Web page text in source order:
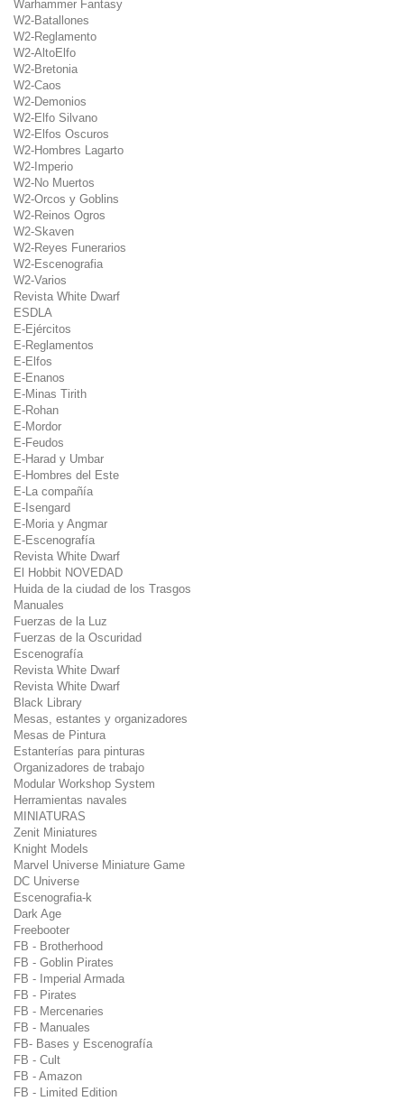
Warhammer Fantasy
W2-Batallones
W2-Reglamento
W2-AltoElfo
W2-Bretonia
W2-Caos
W2-Demonios
W2-Elfo Silvano
W2-Elfos Oscuros
W2-Hombres Lagarto
W2-Imperio
W2-No Muertos
W2-Orcos y Goblins
W2-Reinos Ogros
W2-Skaven
W2-Reyes Funerarios
W2-Escenografia
W2-Varios
Revista White Dwarf
ESDLA
E-Ejércitos
E-Reglamentos
E-Elfos
E-Enanos
E-Minas Tirith
E-Rohan
E-Mordor
E-Feudos
E-Harad y Umbar
E-Hombres del Este
E-La compañía
E-Isengard
E-Moria y Angmar
E-Escenografía
Revista White Dwarf
El Hobbit NOVEDAD
Huida de la ciudad de los Trasgos
Manuales
Fuerzas de la Luz
Fuerzas de la Oscuridad
Escenografía
Revista White Dwarf
Revista White Dwarf
Black Library
Mesas, estantes y organizadores
Mesas de Pintura
Estanterías para pinturas
Organizadores de trabajo
Modular Workshop System
Herramientas navales
MINIATURAS
Zenit Miniatures
Knight Models
Marvel Universe Miniature Game
DC Universe
Escenografia-k
Dark Age
Freebooter
FB - Brotherhood
FB - Goblin Pirates
FB - Imperial Armada
FB - Pirates
FB - Mercenaries
FB - Manuales
FB- Bases y Escenografía
FB - Cult
FB - Amazon
FB - Limited Edition